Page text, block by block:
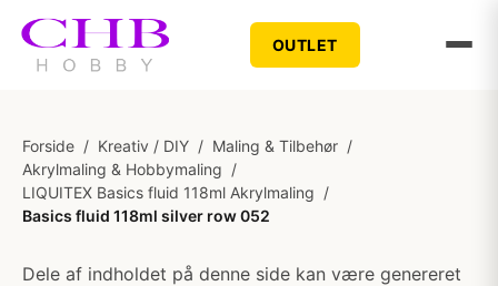
OUTLET
Forside / Kreativ / DIY / Maling & Tilbehør /
Akrylmaling & Hobbymaling /
LIQUITEX Basics fluid 118ml Akrylmaling /
Basics fluid 118ml silver row 052
Dele af indholdet på denne side kan være genereret